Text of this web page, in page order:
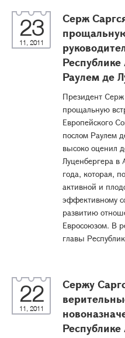
23
11, 2011
Серж
Раулем де
Президент Серж
прощальную
Европейского
послом Раулем
высоко оценил
Луценбергера в
года, которая,
активной и
эффективному
развитию
Евросоюзом. В
главы
22
11, 2011
Сержу